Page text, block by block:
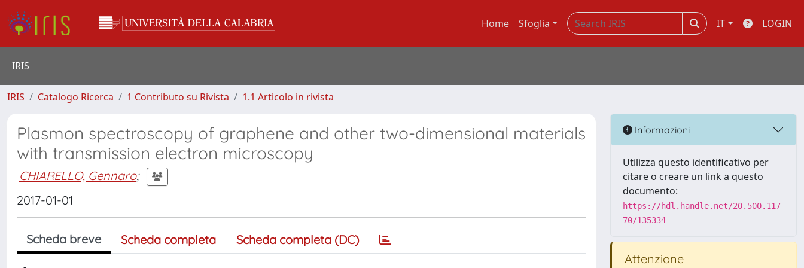
Home Sfoglia IT LOGIN
IRIS
IRIS Catalogo Ricerca 1 Contributo su Rivista 1.1 Articolo in rivista
Plasmon spectroscopy of graphene and other two-dimensional materials
with transmission electron microscopy
CHIARELLO, Gennaro;
2017-01-01
Scheda breve Scheda completa Scheda completa (DC)
Informazioni
Utilizza questo identificativo per
citare o creare un link a questo
documento:
https://hdl.handle.net/20.500.117
70/135334
Attenzione